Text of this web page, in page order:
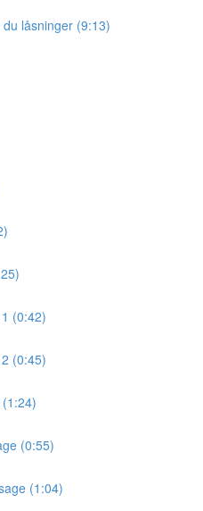
låsninger (9:13)
(0:42)
(0:45)
(0:55)
(1:04)